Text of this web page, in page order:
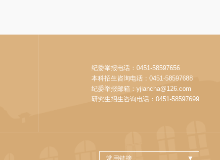
纪委举报电话：0451-58597656
本科招生咨询电话：0451-58597688
纪委举报邮箱：yjiancha@126.com
研究生招生咨询电话：0451-58597699
常用链接